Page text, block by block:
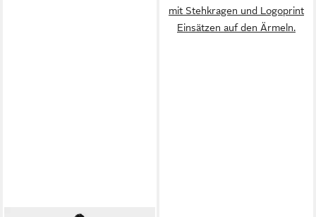
mit Stehkragen und Logoprint
Einsätzen auf den Ärmeln.